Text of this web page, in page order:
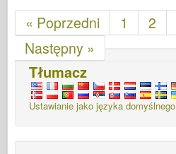
« Poprzedni 1 2
Następny »
Tłumacz
Ustawianie jako języka domyślnego